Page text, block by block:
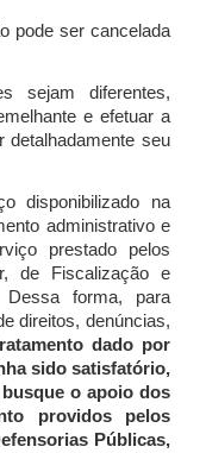
pode ser cancelada
sejam diferentes,
e efetuar a
detalhadamente seu
disponibilizado na
administrativo e
prestado pelos
de Fiscalização e
forma, para
direitos, denúncias,
dado por
sido satisfatório,
o apoio dos
providos pelos
Públicas,